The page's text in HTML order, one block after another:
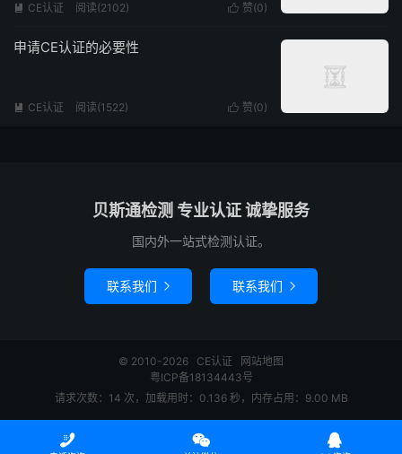
 赞(0)
 CE认证 阅读(2102)
申请CE认证的必要性
 赞(0)
 CE认证 阅读(1522)
贝斯通检测 专业认证 诚挚服务
国内外一站式检测认证。
联系我们  联系我们 
© 2010-2026 CE认证
网站地图
粤ICP备18134443号
请求次数：14 次，加载用时：0.136 秒，内存占用：9.00 MB
  